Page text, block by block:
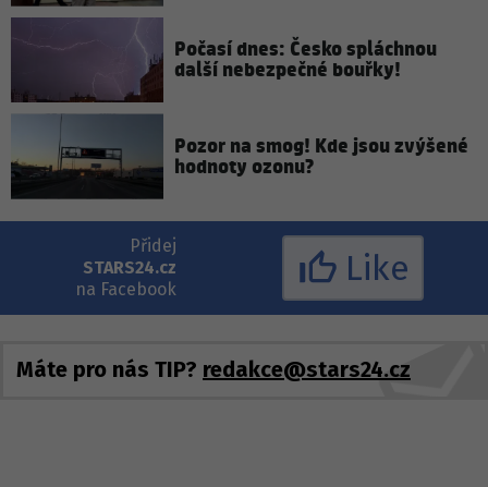
Počasí dnes: Česko spláchnou
další nebezpečné bouřky!
Pozor na smog! Kde jsou zvýšené
hodnoty ozonu?
Přidej
STARS24.cz
na Facebook
Like
Máte pro nás TIP? redakce@stars24.cz